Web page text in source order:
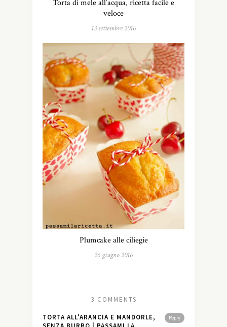
Torta di mele all’acqua, ricetta facile e
veloce
13 settembre 2016
Plumcake alle ciliegie
26 giugno 2016
3 COMMENTS
Reply
TORTA ALL'ARANCIA E MANDORLE,